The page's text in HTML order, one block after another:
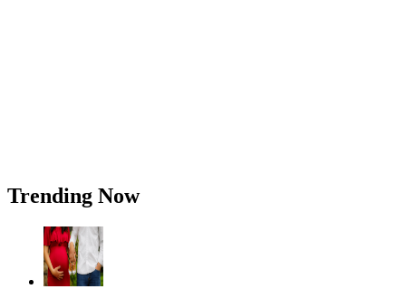
Trending Now